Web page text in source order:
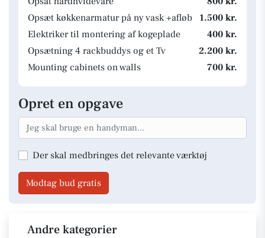
Opsæt køkkenarmatur på ny vask +afløb
1.500 kr.
Elektriker til montering af kogeplade
400 kr.
Opsætning 4 rackbuddys og et Tv
2.200 kr.
Mounting cabinets on walls
700 kr.
Opret en opgave
Der skal medbringes det relevante værktøj
Modtag bud gratis
Andre kategorier